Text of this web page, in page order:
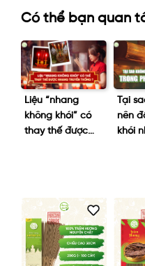
Có thể bạn quan
Liệu “nhang
không khói” có
thay thế được
Tại
nên
khói